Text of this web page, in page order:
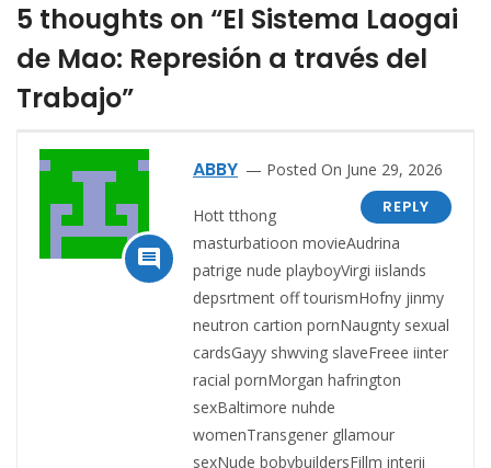
5 thoughts on “El Sistema Laogai
de Mao: Represión a través del
Trabajo”

ABBY
Posted On June 29, 2026
REPLY
Hott tthong
masturbatioon movieAudrina
patrige nude playboyVirgi iislands
depsrtment off tourismHofny jinmy
neutron cartion pornNaugnty sexual
cardsGayy shwving slaveFreee iinter
racial pornMorgan hafrington
sexBaltimore nuhde
womenTransgener gllamour
sexNude bobybuildersFillm interii